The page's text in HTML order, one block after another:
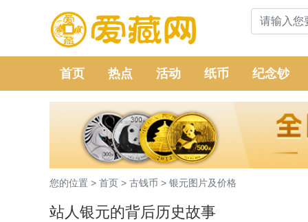
首页 热点 活动 纸币 纪念钞
您的位置 > 首页 > 古钱币 > 银元图片及价格
站人银元的背后历史故事